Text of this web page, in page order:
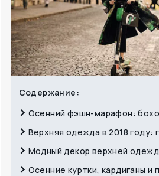
Содержание:
Осенний фэшн-марафон:
Верхняя одежда в 2018 году:
Модный декор верхней
Осенние куртки, кардиганы и